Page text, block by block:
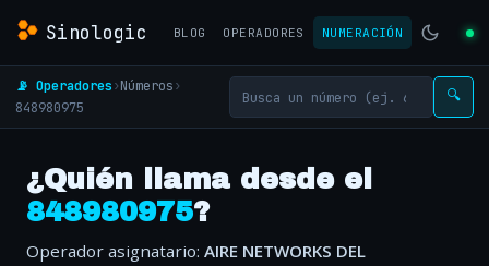
Sinologic BLOG OPERADORES NUMERACIÓN
📡 Operadores›Números›
848980975
🔍
¿Quién llama desde el
848980975?
Operador asignatario: AIRE NETWORKS DEL